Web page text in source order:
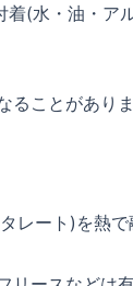
(水・油・ア
ことがありま
レート)を熱